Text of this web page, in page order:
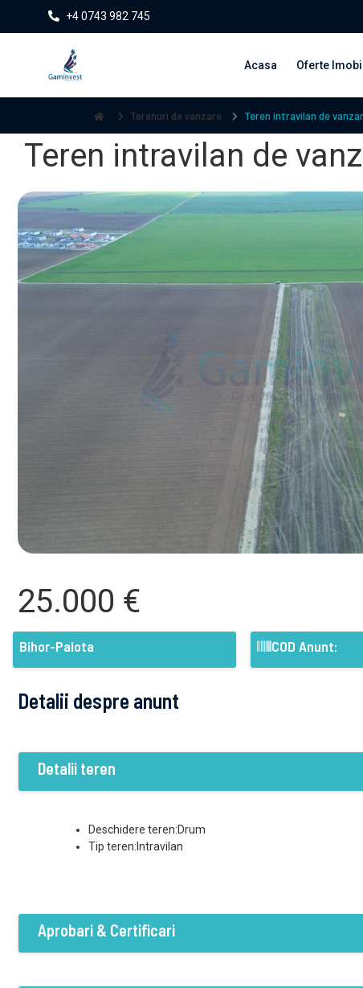
+4 0743 982 745
Acasa Oferte
Terenuri de vanzare Teren intravilan de
Teren intravilan de
25.000 €
Bihor-Palota COD Anunt:
Detalii despre anunt
Detalii teren
Deschidere teren:Drum
Tip teren:Intravilan
Aprobari & Certificari